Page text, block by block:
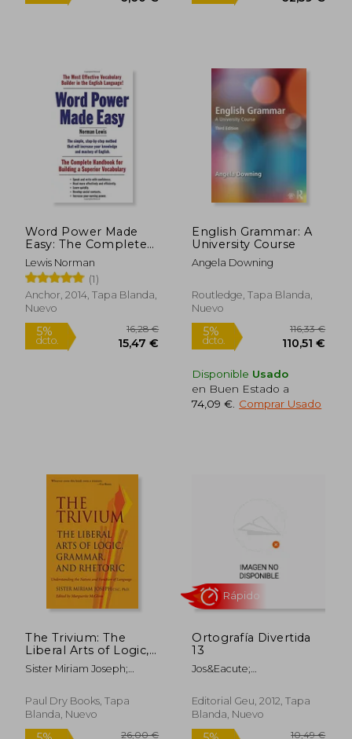
5%
dcto.
dcto.
Word Power Made
Easy: The Complete
Handbook for
Building a Superior
Vocabulary (en
Inglés)
Lewis Norman
(1)
Anchor, 2014, Tapa Blanda,
Nuevo
English Grammar: A
University Course
Angela Downing
Routledge, Tapa Blanda,
Nuevo
Disponible Usado
en Buen Estado a
74,09 € Comprar Usado
The Trivium: The
Liberal Arts of Logic,
Grammar, and
Rhetoric (en Inglés)
Sister Miriam Joseph;
Paul Dry Books, Tapa
Blanda, Nuevo
Ortografía Divertida
13
Jos&Eacute;
Alcal&Aacute;
Editorial Geu, 2012, Tapa
Blanda, Nuevo